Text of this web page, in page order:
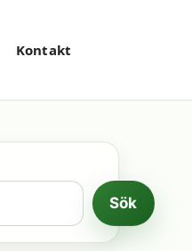
Kontakt
Sök